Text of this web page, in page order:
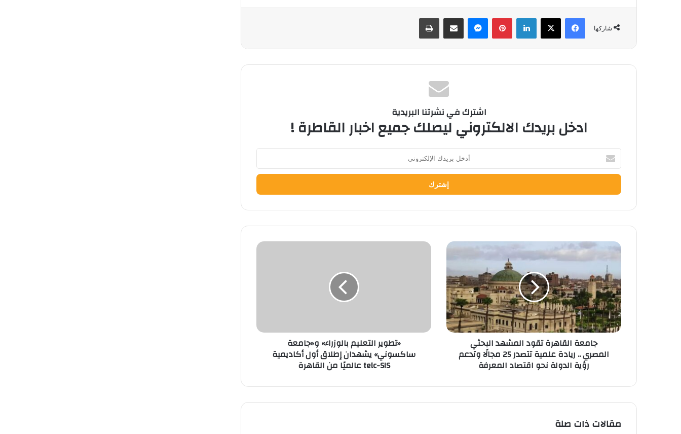
شاركها
فيسبوك ‫X لينكدإن بينتيريستماسنجر مشاركة عبر البريد طباعة
اشترك في نشرتنا البريدية
ادخل بريدك الالكتروني ليصلك جميع اخبار القاطرة !
بريدك
الإلكتروني
جامعة
المشهد
البحثي
المصري
..
ريادة
علمية
المعرفة
جامعة القاهرة تقود المشهد البحثي
المصري .. ريادة علمية تتصدر 25 مجالًا وتدعم
رؤية الدولة نحو اقتصاد المعرفة
«تطوير
أكاديمية
«تطوير التعليم بالوزراء» و«جامعة
ساكسوني» يشهدان إطلاق أول أكاديمية
telc-SIS عالميًا من القاهرة
مقالات ذات صلة